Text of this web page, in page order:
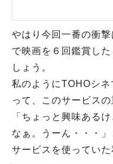
やはり今回一番の衝
で映画を６回鑑賞し
しょう。
私のようにTOHOシ
って、このサービス
「ちょっと興味ある
なぁ。うーん・・・
サービスを使っていた